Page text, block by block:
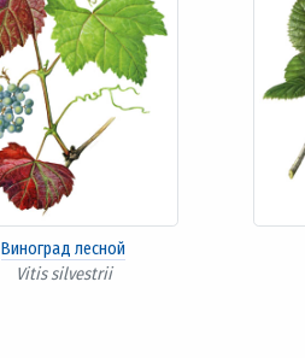
Виноград лесной
Vitis silvestrii